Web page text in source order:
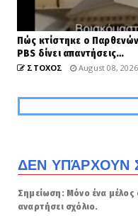
Πώς κτίστηκε ο
PBS δίνει απαντήσεις…
ΣΤΟΧΟΣ August 08, 2026
ΔΕΝ ΥΠΆΡΧΟΥΝ
Σημείωση: Μόνο ένα μέλος
αναρτήσει σχόλιο.